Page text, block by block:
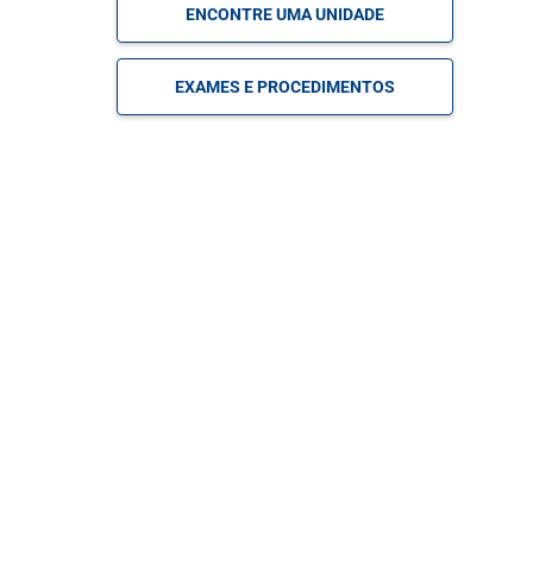
ENCONTRE UMA UNIDADE
EXAMES E PROCEDIMENTOS